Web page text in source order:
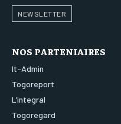
NEWSLETTER
NOS PARTENIAIRES
It-Admin
Togoreport
L’integral
Togoregard